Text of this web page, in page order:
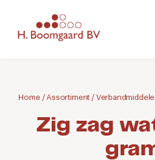
Home / Assortiment /
Zig zag